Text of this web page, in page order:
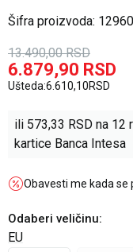
Šifra proizvoda:
13.490,00 RSD
6.879,90 RSD
Ušteda:6.610,10RSD
ili 573,33 RSD na 12
kartice Banca Intesa
Obavesti me kada se
Odaberi veličinu:
EU